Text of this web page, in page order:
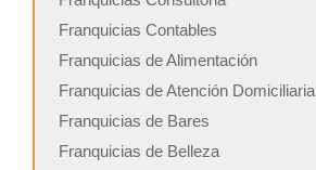
Franquicias Contables
Franquicias de Alimentación
Franquicias de Atención Domiciliaria
Franquicias de Bares
Franquicias de Belleza